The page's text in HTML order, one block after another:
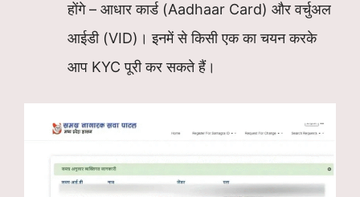
होंगे – आधार कार्ड (Aadhaar Card) और वर्चुअल
आईडी (VID)। इनमें से किसी एक का चयन करके
आप KYC पूरी कर सकते हैं।